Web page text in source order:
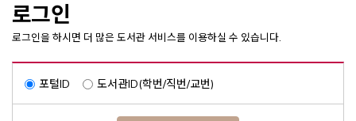
로그인
로그인을 하시면 더 많은 도서관 서비스를 이용하실 수 있습니다.
포털ID 도서관ID(학번/직번/교번)